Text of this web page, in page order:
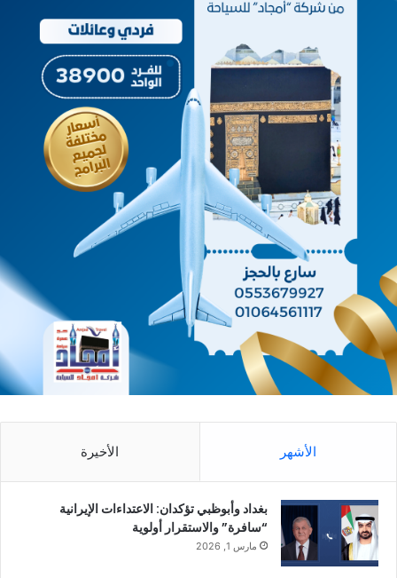
الأشهر الأخيرة
بغداد وأبوظبي تؤكدان: الاعتداءات الإيرانية
“سافرة” والاستقرار أولوية
مارس 1, 2026